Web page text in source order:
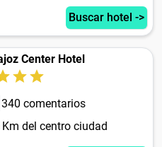
Buscar hotel ->
Center Hotel
340 comentarios
Km del centro ciudad